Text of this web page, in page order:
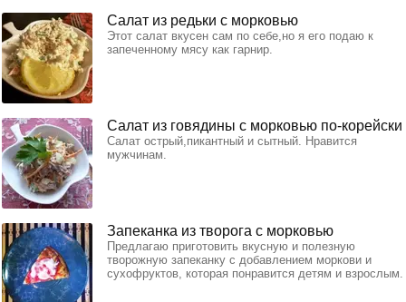
Салат из редьки с морковью
Этот салат вкусен сам по себе,но я его подаю к
запеченному мясу как гарнир.
Салат из говядины с морковью по-корейски
Салат острый,пикантный и сытный. Нравится
мужчинам.
Запеканка из творога с морковью
Предлагаю приготовить вкусную и полезную
творожную запеканку с добавлением моркови и
сухофруктов, которая понравится детям и взрослым.